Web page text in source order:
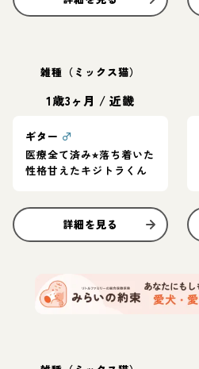
雑種（ミックス猫）
1歳3ヶ月 /近畿
ギター ♂
医療全て済み⭐︎落ち着いた
性格甘えたキジトラくん
詳細を見る